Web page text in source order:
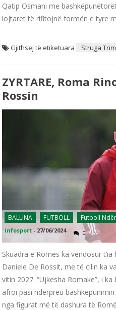
Qatip Osmani me
lojtaret të rifitojnë formën e tyre
Gjithsej të etiketuara Struga
ZYRTARE, Roma
Rossin
BALLINA FUTBOLL Futboll
infosport - 27/06/2024 0
Skuadra e Romës ka vendosur
Daniele De Rossit, me të cilin ka
vitin 2027. “Ujkesha Romake”, i
afroi pasi ndërpreu
nga figurat më të dashura të